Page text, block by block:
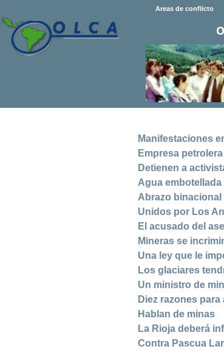
Areas de conflicto
Manifestaciones
Empresa
Detienen a
Agua
Abrazo
Unidos por Los
El acusado del
Mineras se
Una ley que le
Los glaciares
Un ministro de
Diez razones
Hablan de minas
La Rioja deberá
Contra Pascua